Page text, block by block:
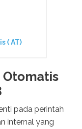
( AT)
Otomatis
pada perintah
internal yang